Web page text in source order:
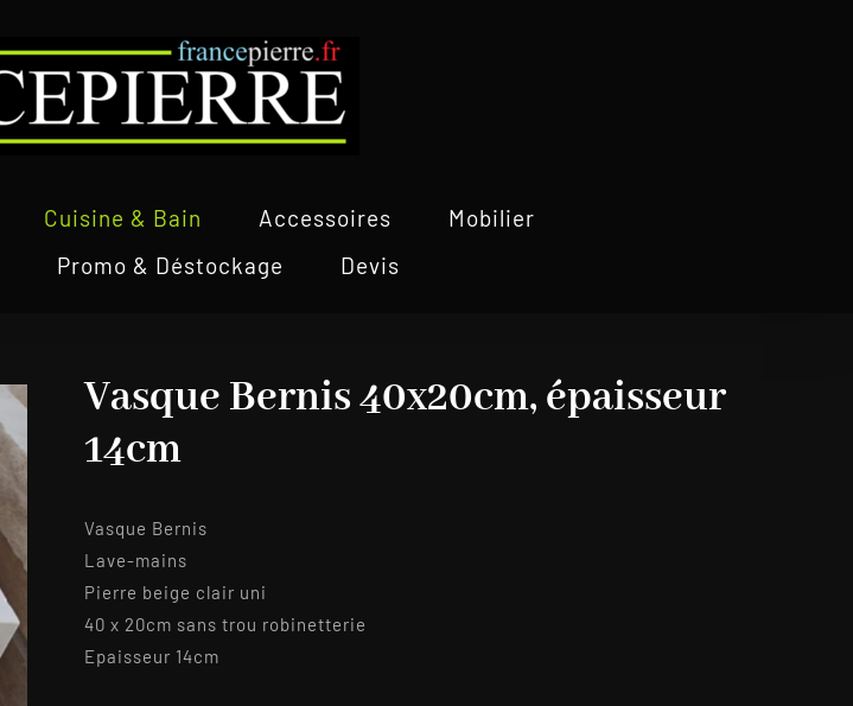
Cuisine & Bain Accessoires
Mobilier
Promo & Déstockage Devis
Vasque Bernis 40x20cm, épaisseur
14cm
Vasque Bernis
Lave-mains
Pierre beige clair uni
40 x 20cm sans trou robinetterie
Epaisseur 14cm